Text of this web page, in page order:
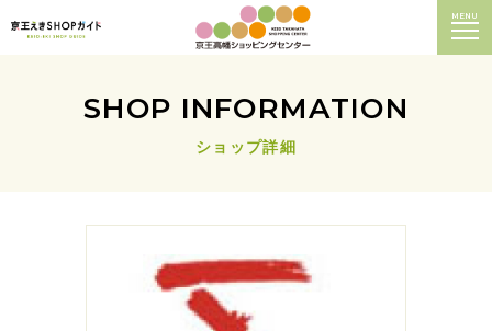
MENU
SHOP INFORMATION
ショップ詳細